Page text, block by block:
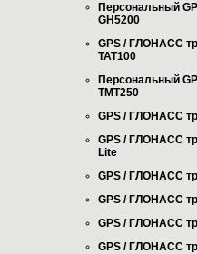
Персональный
GH5200
GPS / ГЛОНАСС
TAT100
Персональный
TMT250
GPS / ГЛОНАСС
GPS / ГЛОНАСС
Lite
GPS / ГЛОНАСС
GPS / ГЛОНАСС
GPS / ГЛОНАСС
GPS / ГЛОНАСС